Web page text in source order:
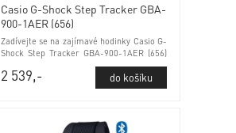
Casio G-Shock Step Tracker GBA-
900-1AER (656)
Zadívejte se na zajímavé hodinky Casio G-
Shock Step Tracker GBA-900-1AER (656)
tichý režim a minerálním sklem
2 539,-